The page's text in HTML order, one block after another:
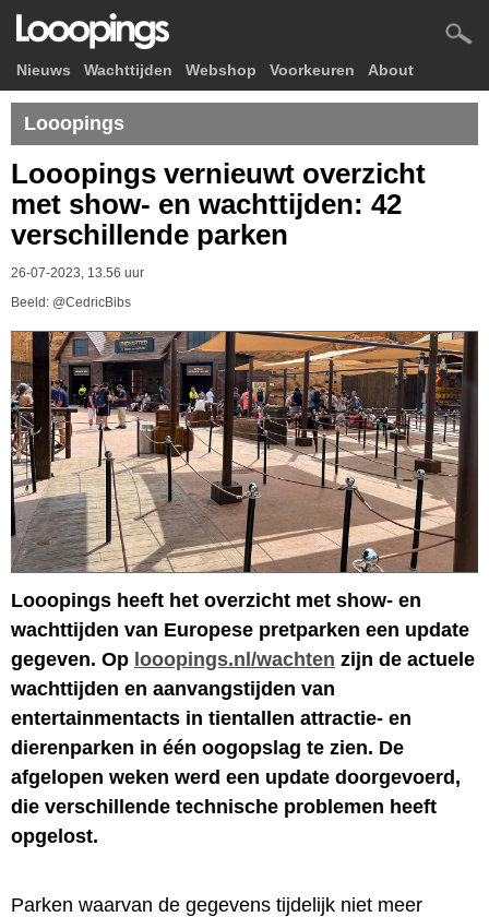
Nieuws Wachttijden Webshop Voorkeuren About
Looopings
Looopings vernieuwt overzicht
met show- en wachttijden: 42
verschillende parken
26-07-2023, 13.56 uur
Beeld: @CedricBibs
Looopings heeft het overzicht met show- en
wachttijden van Europese pretparken een update
gegeven. Op looopings.nl/wachten zijn de actuele
wachttijden en aanvangstijden van
entertainmentacts in tientallen attractie- en
dierenparken in één oogopslag te zien. De
afgelopen weken werd een update doorgevoerd,
die verschillende technische problemen heeft
opgelost.
Parken waarvan de gegevens tijdelijk niet meer